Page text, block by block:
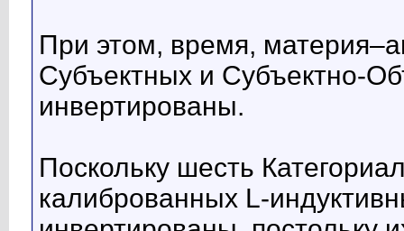
При этом, время,
Субъектных и Субъектно-
инвертированы.
Поскольку шесть
калиброванных L-